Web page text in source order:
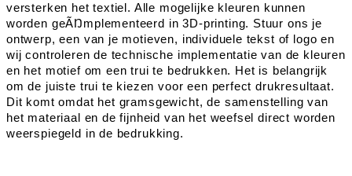
versterken het textiel. Alle mogelijke kleuren kunnen
worden geÃŊmplementeerd in 3D-printing. Stuur ons je
ontwerp, een van je motieven, individuele tekst of logo en
wij controleren de technische implementatie van de kleuren
en het motief om een trui te bedrukken. Het is belangrijk
om de juiste trui te kiezen voor een perfect drukresultaat.
Dit komt omdat het gramsgewicht, de samenstelling van
het materiaal en de fijnheid van het weefsel direct worden
weerspiegeld in de bedrukking.